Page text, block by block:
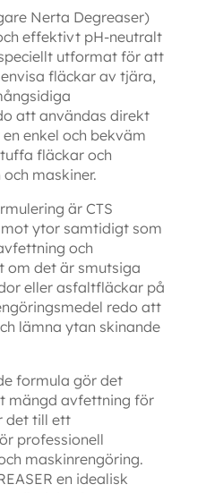
Nerta Degreaser)
effektivt pH-neutralt
utformat för att
fläckar av tjära,
att användas direkt
enkel och bekväm
fläckar och
maskiner.
är CTS
mot ytor samtidigt som
och
om det är smutsiga
eller asfaltfläckar på
redo att
lämna ytan skinande
formula gör det
mängd avfettning för
det till ett
professionell
maskinrengöring.
en idealisk